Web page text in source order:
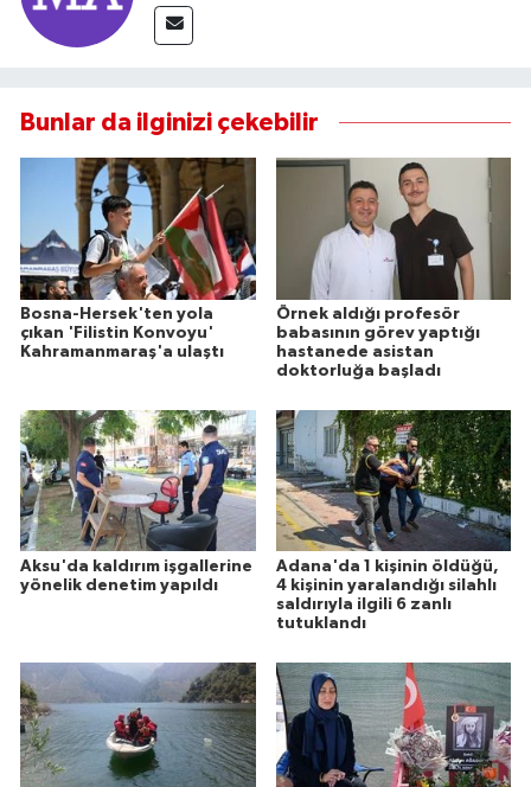
Bunlar da ilginizi çekebilir
Bosna-Hersek'ten yola
çıkan 'Filistin Konvoyu'
Kahramanmaraş'a ulaştı
Örnek aldığı profesör
babasının görev yaptığı
hastanede asistan
doktorluğa başladı
Aksu'da kaldırım işgallerine
yönelik denetim yapıldı
Adana'da 1 kişinin öldüğü,
4 kişinin yaralandığı silahlı
saldırıyla ilgili 6 zanlı
tutuklandı